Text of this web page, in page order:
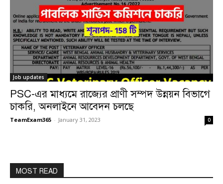
Job updates
PSC-এর মাধ্যমে রাজ্যের প্রাণী সম্পদ উন্নয়ন বিভাগে
চাকরি, অনলাইনে আবেদন চলছে
TeamExam365 - January 31, 2023 0
MOST READ